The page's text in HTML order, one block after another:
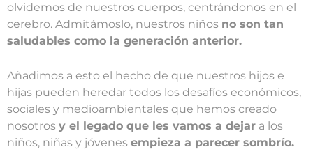
olvidemos de nuestros cuerpos, centrándonos en el
cerebro. Admitámoslo, nuestros niños no son tan
saludables como la generación anterior.
Añadimos a esto el hecho de que nuestros hijos e
hijas pueden heredar todos los desafíos económicos,
sociales y medioambientales que hemos creado
nosotros y el legado que les vamos a dejar a los
niños, niñas y jóvenes empieza a parecer sombrío.